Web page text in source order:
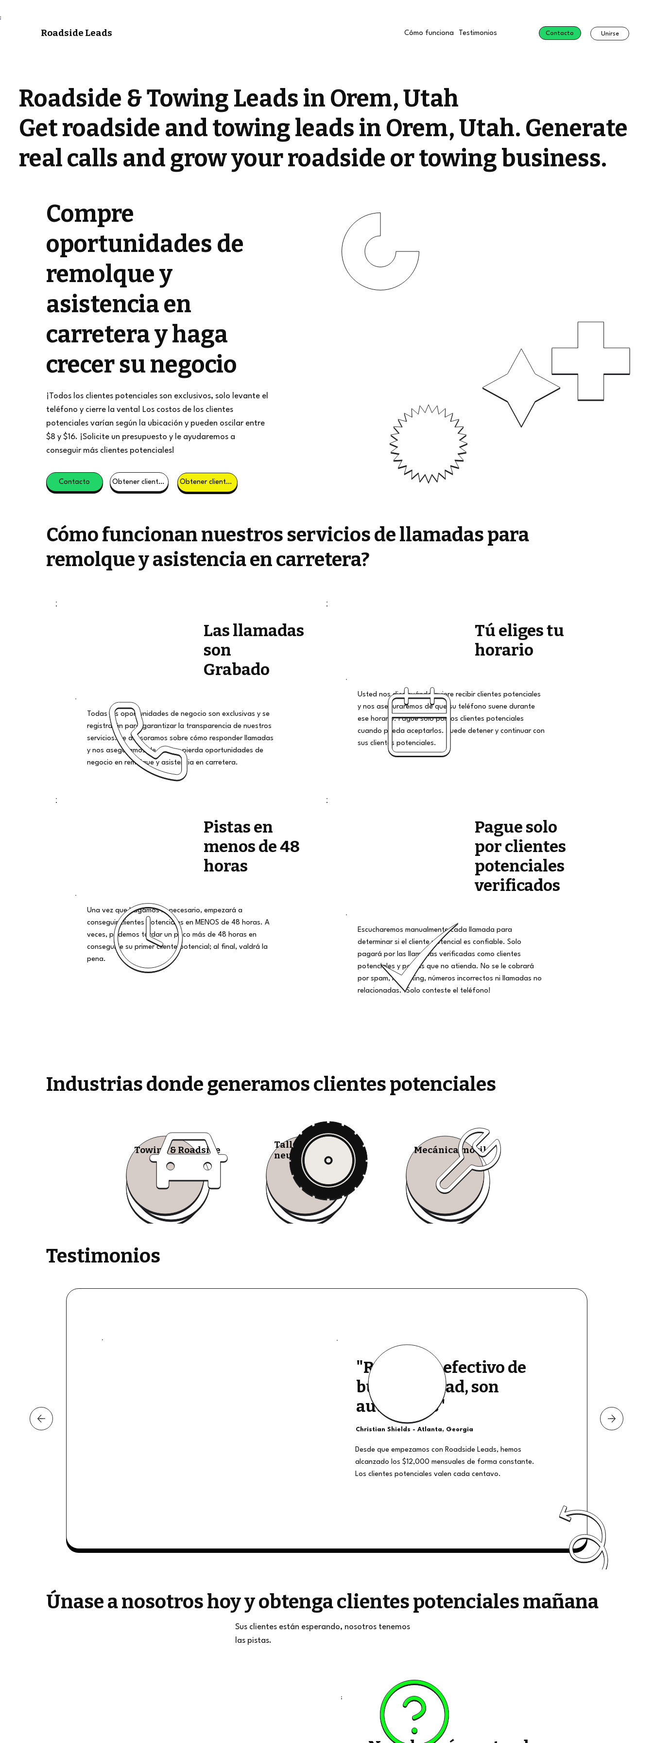
Roadside Leads Cómo funciona Testimonios Contacto Unirse
Roadside & Towing Leads in Orem, Utah
Get roadside and towing leads in Orem, Utah. Generate
real calls and grow your roadside or towing business.
Compre
oportunidades de
remolque y
asistencia en
carretera y haga
crecer su negocio
¡Todos los clientes potenciales son exclusivos, solo levante el
teléfono y cierre la venta! Los costos de los clientes
potenciales varían según la ubicación y pueden oscilar entre
$8 y $16. ¡Solicite un presupuesto y le ayudaremos a
conseguir más clientes potenciales!
Contacto Obtener clientes potenciales Obtener clientes potenciales
Cómo funcionan nuestros servicios de llamadas para
remolque y asistencia en carretera?
Las llamadas
son
Grabado
Todas las oportunidades de negocio son exclusivas y se
registrarán para garantizar la transparencia de nuestros
servicios. Le asesoramos sobre cómo responder llamadas
y nos aseguramos de que no pierda oportunidades de
negocio en remolque y asistencia en carretera.
Tú eliges tu
horario
Usted nos dice cuándo quiere recibir clientes potenciales
y nos aseguraremos de que su teléfono suene durante
ese horario. Pague solo por los clientes potenciales
cuando pueda aceptarlos. Puede detener y continuar con
sus clientes potenciales.
Pistas en
menos de 48
horas
Una vez que hagamos lo necesario, empezará a
conseguir clientes potenciales en MENOS de 48 horas. A
veces, podemos tardar un poco más de 48 horas en
conseguirle su primer cliente potencial; al final, valdrá la
pena.
Pague solo
por clientes
potenciales
verificados
Escucharemos manualmente cada llamada para
determinar si el cliente potencial es confiable. Solo
pagará por las llamadas verificadas como clientes
potenciales y por las que no atienda. No se le cobrará
por spam, marketing, números incorrectos ni llamadas no
relacionadas. ¡Solo conteste el teléfono!
Industrias donde generamos clientes potenciales
Towing & Roadside
Talleres de
neumáticos móviles
Mecánica móvil
Testimonios
"Retiros de efectivo de
buena calidad, son
auténticos"
Christian Shields - Atlanta, Georgia
Desde que empezamos con Roadside Leads, hemos
alcanzado los $12,000 mensuales de forma constante.
Los clientes potenciales valen cada centavo.
Únase a nosotros hoy y obtenga clientes potenciales mañana
Sus clientes están esperando, nosotros tenemos
las pistas.